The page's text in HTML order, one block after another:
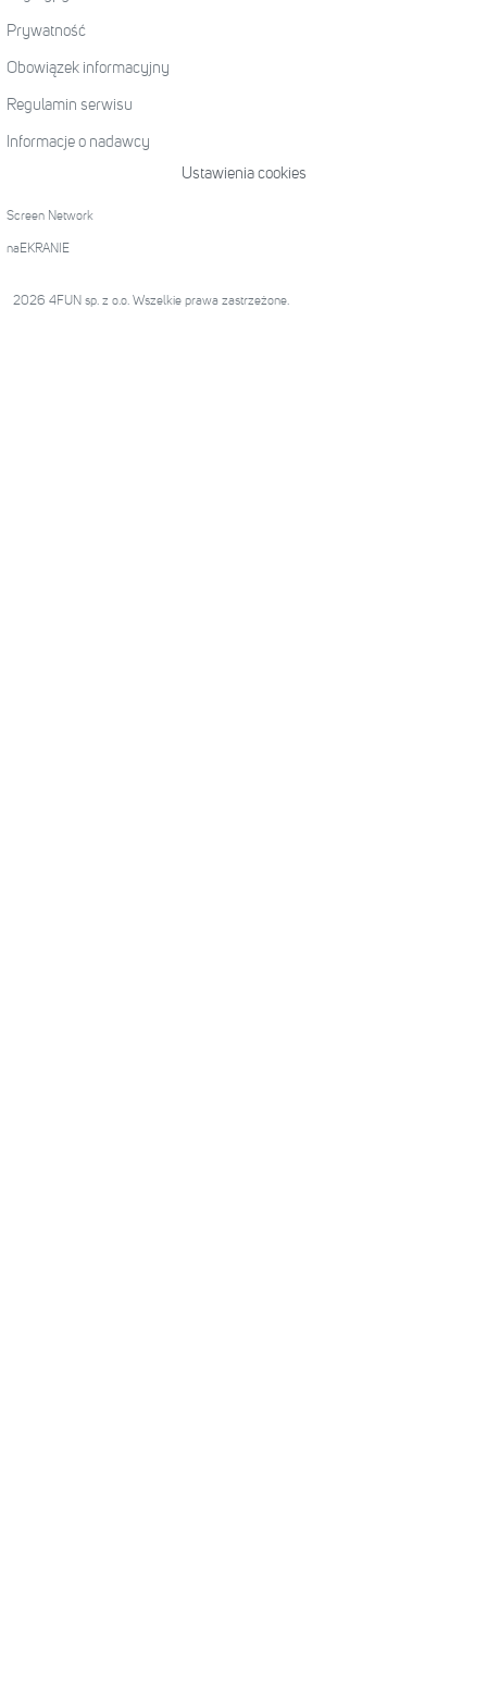
Prywatność
Obowiązek informacyjny
Regulamin serwisu
Informacje o nadawcy
Ustawienia cookies
Screen Network
naEKRANIE
2026 4FUN sp. z o.o. Wszelkie prawa zastrzeżone.